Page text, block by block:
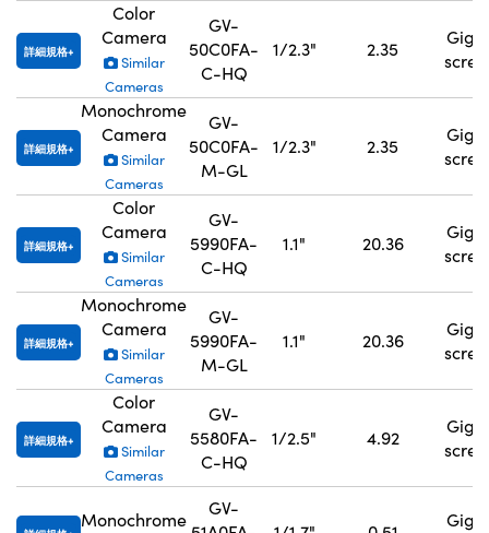
詳細規格
Color
Camera
Similar
Cameras
GV-
50C0FA-
C-HQ
1/2.3" 2.35
GigE
詳細規格
Monochrome
Camera
Similar
Cameras
GV-
50C0FA-
M-GL
1/2.3" 2.35
GigE
詳細規格
Color
Camera
Similar
Cameras
GV-
5990FA-
C-HQ
1.1" 20.36
GigE
詳細規格
Monochrome
Camera
Similar
Cameras
GV-
5990FA-
M-GL
1.1" 20.36
GigE
詳細規格
Color
Camera
Similar
Cameras
GV-
5580FA-
C-HQ
1/2.5" 4.92
GigE
Monochrome
GV-
GigE